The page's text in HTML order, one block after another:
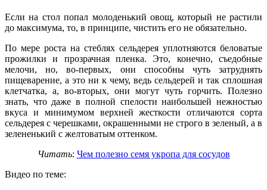
Если на стол попал молоденький овощ, который не растили
до максимума, то, в принципе, чистить его не обязательно.
По мере роста на стеблях сельдерея уплотняются беловатые
прожилки и прозрачная пленка. Это, конечно, съедобные
мелочи, но, во-первых, они способны чуть затруднять
пищеварение, а это ни к чему, ведь сельдерей и так сплошная
клетчатка, а, во-вторых, они могут чуть горчить. Полезно
знать, что даже в полной спелости наибольшей нежностью
вкуса и минимумом верхней жесткости отличаются сорта
сельдерея с черешками, окрашенными не строго в зеленый, а в
зелененький с желтоватым оттенком.
Читать: Чем полезно семя укропа для сосудов
Видео по теме: